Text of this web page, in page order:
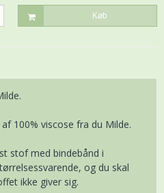
Køb
100% viscose fra du Milde.
stof med bindebånd i
og du skal
ikke giver sig.